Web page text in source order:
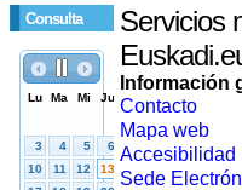
Consulta
Servicios
Información
Contacto
Mapa web
Accesibilidad
Sede